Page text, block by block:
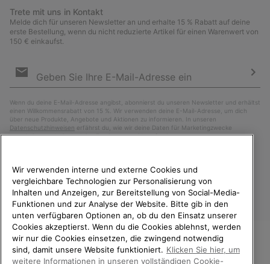
Trete mit uns in Kontakt
Melde dich für unseren Newsletter an und erhalte 15 % Rabatt auf deine
erste Bestellung, wenn du nicht reduzierte Artikel für einen Warenwert von
150 € einkaufst.
Anmeldung
Wenn du deine E-Mail-Adresse angibst, abonnierst du unseren Newsletter und erhältst
einen Willkommensrabatt von 15 %. Wir verwenden deine E-Mail-Adresse, um dich
über neue Produkte, Angebote und Aktionen zu informieren. In unseren
Datenschutzhinweisen erfährst du, wie wir deine Daten für Marketingzwecke
verarbeiten und wie du deine Zustimmung widerrufen kannst.
Österreich
WILLKOMMEN BEI SOREL.
Wir verwenden interne und externe Cookies und
vergleichbare Technologien zur Personalisierung von
Inhalten und Anzeigen, zur Bereitstellung von Social-Media-
Funktionen und zur Analyse der Website. Bitte gib in den
unten verfügbaren Optionen an, ob du den Einsatz unserer
Cookies akzeptierst. Wenn du die Cookies ablehnst, werden
wir nur die Cookies einsetzen, die zwingend notwendig
sind, damit unsere Website funktioniert. Klicken Sie hier, um
weitere Informationen in unseren vollständigen Cookie-